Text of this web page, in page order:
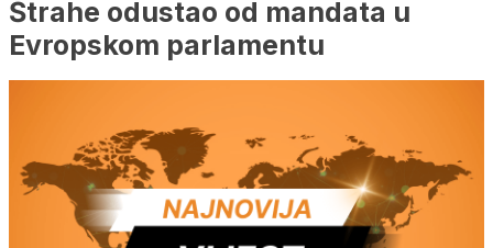
Štrahe odustao od mandata u
Evropskom parlamentu